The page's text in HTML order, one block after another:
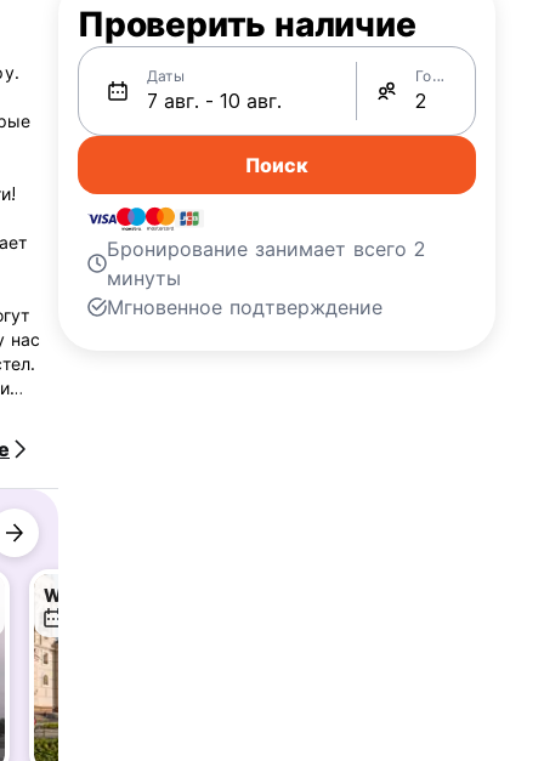
нас
Проверить наличие
Даты Гости
Поиск
Бронирование занимает всего 2
минуты
Мгновенное подтверждение